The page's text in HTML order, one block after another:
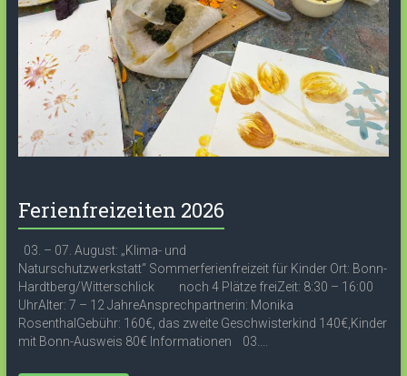
Ferienfreizeiten 2026
03. – 07. August: „Klima- und
Naturschutzwerkstatt“ Sommerferienfreizeit für Kinder Ort: Bonn-
Hardtberg/Witterschlick noch 4 Plätze freiZeit: 8:30 – 16:00
UhrAlter: 7 – 12 JahreAnsprechpartnerin: Monika
RosenthalGebühr: 160€, das zweite Geschwisterkind 140€,Kinder
mit Bonn-Ausweis 80€ Informationen 03....